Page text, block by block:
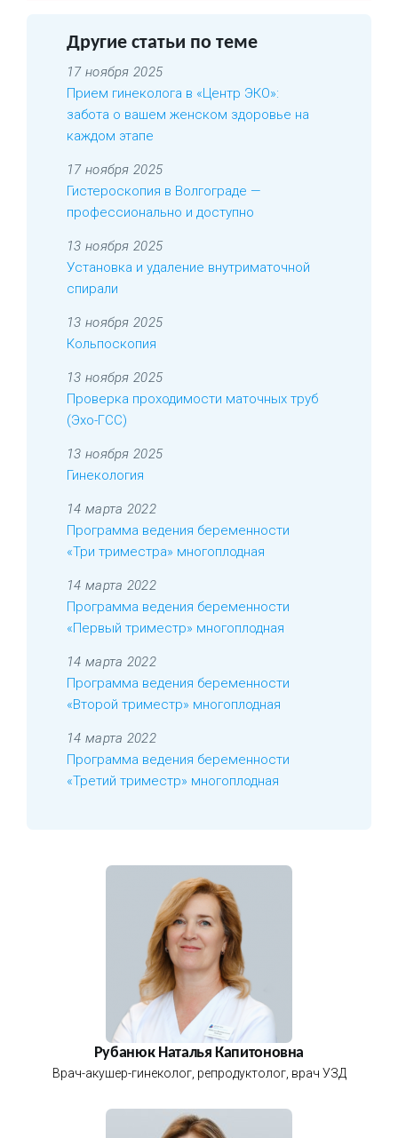
Другие статьи по теме
17 ноября 2025
Прием гинеколога в «Центр ЭКО»:
забота о вашем женском здоровье на
каждом этапе
17 ноября 2025
Гистероскопия в Волгограде —
профессионально и доступно
13 ноября 2025
Установка и удаление внутриматочной
спирали
13 ноября 2025
Кольпоскопия
13 ноября 2025
Проверка проходимости маточных труб
(Эхо-ГСС)
13 ноября 2025
Гинекология
14 марта 2022
Программа ведения беременности
«Три триместра» многоплодная
14 марта 2022
Программа ведения беременности
«Первый триместр» многоплодная
14 марта 2022
Программа ведения беременности
«Второй триместр» многоплодная
14 марта 2022
Программа ведения беременности
«Третий триместр» многоплодная
Рубанюк Наталья Капитоновна
Врач-акушер-гинеколог, репродуктолог, врач УЗД